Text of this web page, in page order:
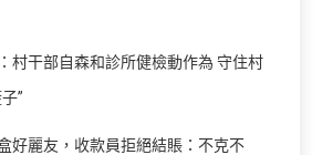
村干部自森和診所健檢動作為 守住村
”
好麗友，收款員拒絕結賬：不克不